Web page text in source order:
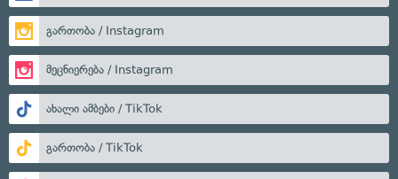
გართობა / Instagram
მეცნიერება / Instagram
ახალი ამბები / TikTok
გართობა / TikTok